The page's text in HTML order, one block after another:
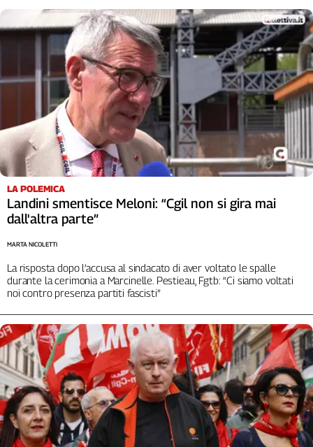
LA POLEMICA
Landini smentisce Meloni: “Cgil non si gira mai
dall'altra parte”
La risposta dopo l’accusa al sindacato di aver voltato le spalle
durante la cerimonia a Marcinelle. Pestieau, Fgtb: “Ci siamo voltati
noi contro presenza partiti fascisti”
MARTA NICOLETTI